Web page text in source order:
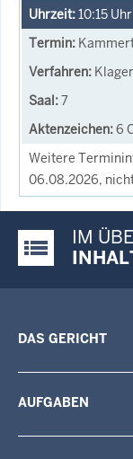
10:15 Uhr
7
6
Weitere
06.08.2026,
Justiz-Portal
IM
DAS GERICHT
AUFGABEN